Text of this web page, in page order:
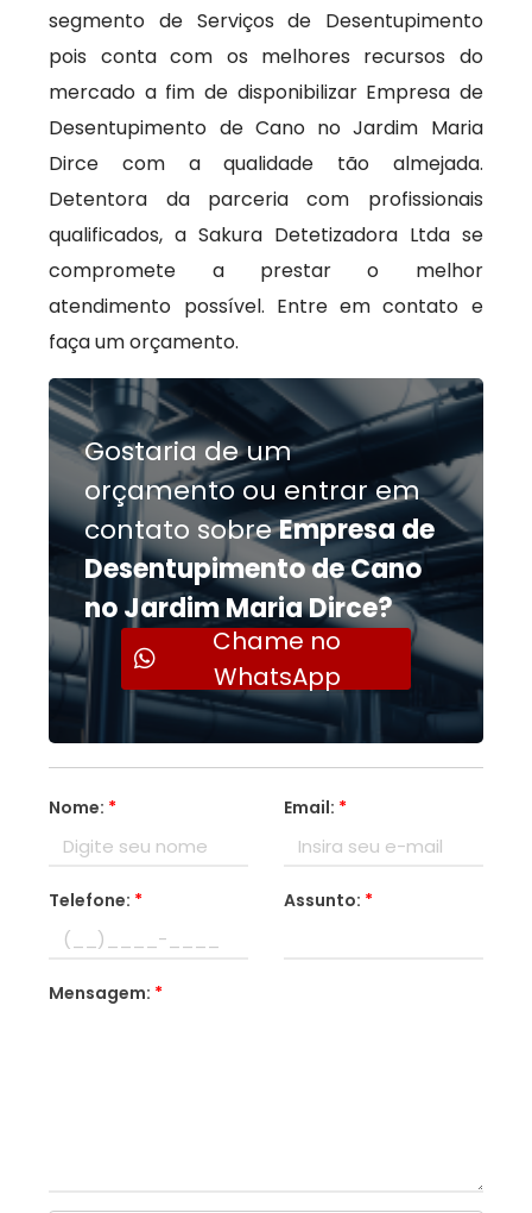
segmento de Serviços de Desentupimento
pois conta com os melhores recursos do
mercado a fim de disponibilizar Empresa de
Desentupimento de Cano no Jardim Maria
Dirce com a qualidade tão almejada.
Detentora da parceria com profissionais
qualificados, a Sakura Detetizadora Ltda se
compromete a prestar o melhor
atendimento possível. Entre em contato e
faça um orçamento.
Gostaria de um
orçamento ou entrar em
contato sobreEmpresa de
Desentupimento de Cano
no Jardim Maria Dirce?
Chame no
WhatsApp
Nome: * Email: *
Telefone: * Assunto: *
Mensagem: *